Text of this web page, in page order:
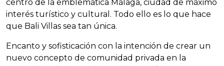
centro de la emblemática Málaga, ciudad de máximo
interés turístico y cultural. Todo ello es lo que hace
que Bali Villas sea tan única.
Encanto y sofisticación con la intención de crear un
nuevo concepto de comunidad privada en la